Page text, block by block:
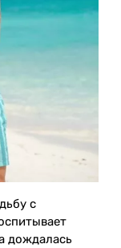
с
дождалась